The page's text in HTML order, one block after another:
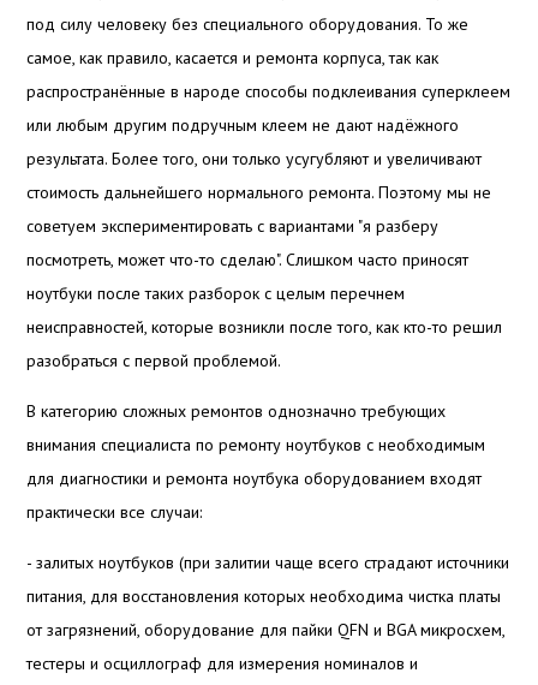
под силу человеку без специального оборудования. То же
самое, как правило, касается и ремонта корпуса, так как
распространённые в народе способы подклеивания суперклеем
или любым другим подручным клеем не дают надёжного
результата. Более того, они только усугубляют и увеличивают
стоимость дальнейшего нормального ремонта. Поэтому мы не
советуем экспериментировать с вариантами "я разберу
посмотреть, может что-то сделаю". Слишком часто приносят
ноутбуки после таких разборок с целым перечнем
неисправностей, которые возникли после того, как кто-то решил
разобраться с первой проблемой.
В категорию сложных ремонтов однозначно требующих
внимания специалиста по ремонту ноутбуков с необходимым
для диагностики и ремонта ноутбука оборудованием входят
практически все случаи:
- залитых ноутбуков (при залитии чаще всего страдают источники
питания, для восстановления которых необходима чистка платы
от загрязнений, оборудование для пайки QFN и BGA микросхем,
тестеры и осциллограф для измерения номиналов и